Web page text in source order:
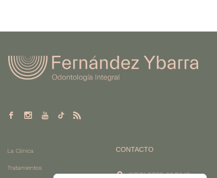
La Clínica
Tratamientos
CONTACTO
C/DOLORES, 26 BAJO